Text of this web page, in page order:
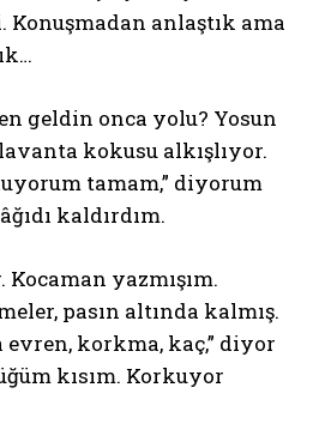
anlaştık ama
geldin onca yolu? Yosun
kokusu alkışlıyor.
tamam,” diyorum
kaldırdım.
yazmışım.
pasın altında kalmış.
evren, korkma, kaç,” diyor
kısım. Korkuyor